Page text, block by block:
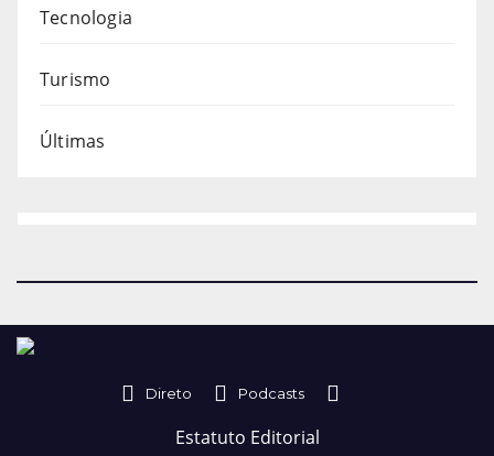
Tecnologia
Turismo
Últimas
Direto Podcasts
Estatuto Editorial